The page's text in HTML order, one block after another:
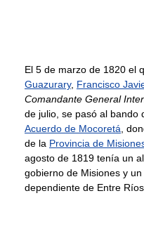
El 5 de marzo de 1820 el
Guazurary, Francisco
Comandante General
de julio, se pasó al bando
Acuerdo de Mocoretá,
de la Provincia de
agosto de 1819 tenía un
gobierno de Misiones y
dependiente de Entre